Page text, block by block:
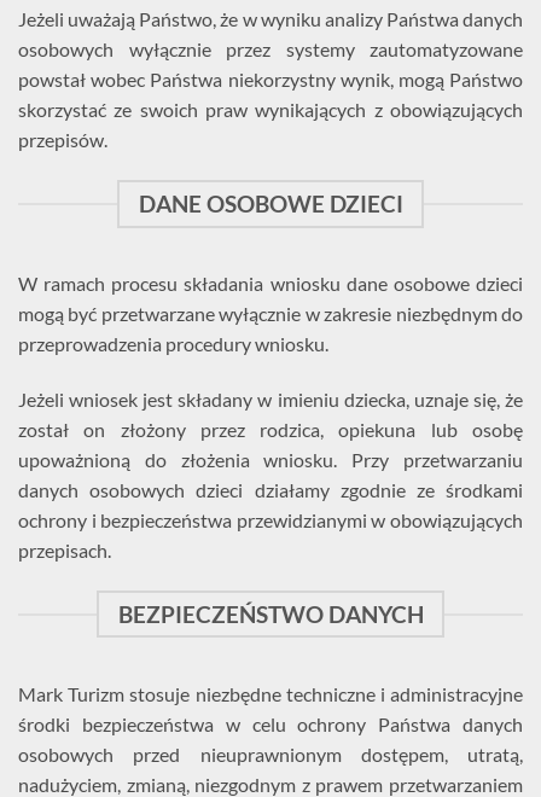
Jeżeli uważają Państwo, że w wyniku analizy Państwa danych
osobowych wyłącznie przez systemy zautomatyzowane
powstał wobec Państwa niekorzystny wynik, mogą Państwo
skorzystać ze swoich praw wynikających z obowiązujących
przepisów.
DANE OSOBOWE DZIECI
W ramach procesu składania wniosku dane osobowe dzieci
mogą być przetwarzane wyłącznie w zakresie niezbędnym do
przeprowadzenia procedury wniosku.
Jeżeli wniosek jest składany w imieniu dziecka, uznaje się, że
został on złożony przez rodzica, opiekuna lub osobę
upoważnioną do złożenia wniosku. Przy przetwarzaniu
danych osobowych dzieci działamy zgodnie ze środkami
ochrony i bezpieczeństwa przewidzianymi w obowiązujących
przepisach.
BEZPIECZEŃSTWO DANYCH
Mark Turizm stosuje niezbędne techniczne i administracyjne
środki bezpieczeństwa w celu ochrony Państwa danych
osobowych przed nieuprawnionym dostępem, utratą,
nadużyciem, zmianą, niezgodnym z prawem przetwarzaniem